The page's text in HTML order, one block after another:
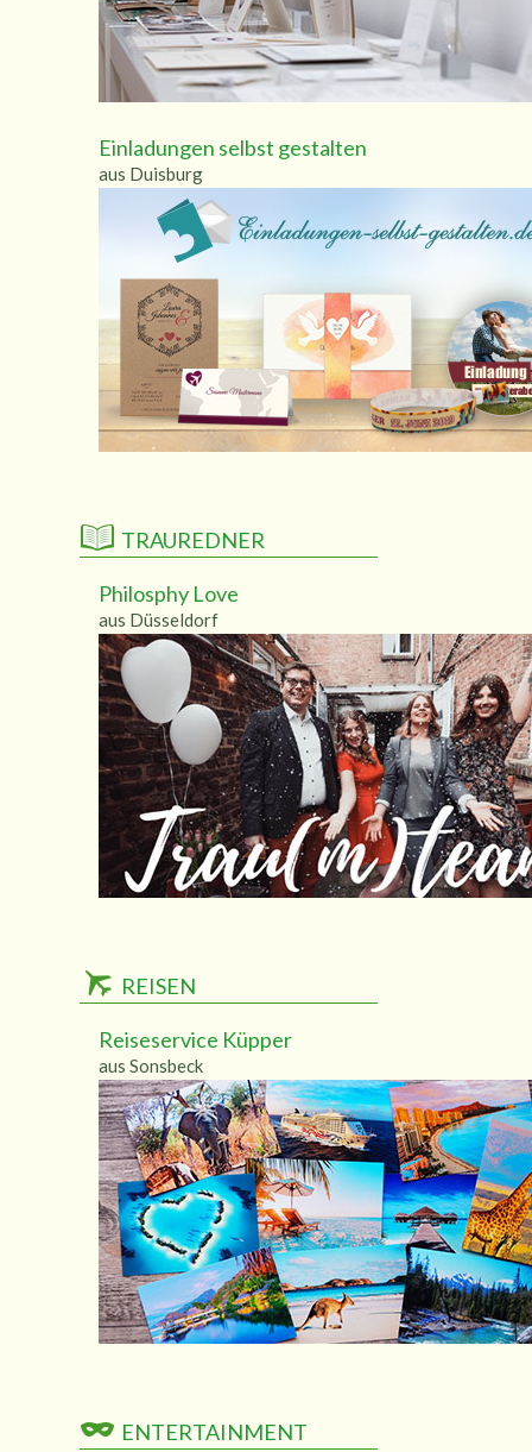
Einladungen selbst gestalten
aus Duisburg
TRAUREDNER
Philosphy Love
aus Düsseldorf
REISEN
Reiseservice Küpper
aus Sonsbeck
ENTERTAINMENT